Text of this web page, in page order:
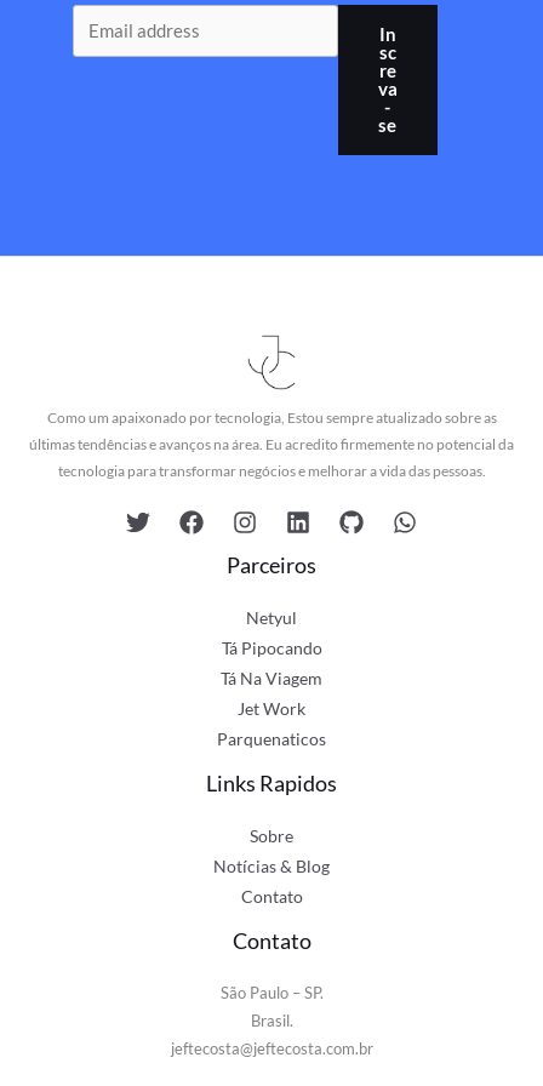
In
sc
re
va
-
se
Como um apaixonado por tecnologia, Estou sempre atualizado sobre as
últimas tendências e avanços na área. Eu acredito firmemente no potencial da
tecnologia para transformar negócios e melhorar a vida das pessoas.
Parceiros
Netyul
Tá Pipocando
Tá Na Viagem
Jet Work
Parquenaticos
Links Rapidos
Sobre
Notícias & Blog
Contato
Contato
São Paulo – SP.
Brasil.
jeftecosta@jeftecosta.com.br